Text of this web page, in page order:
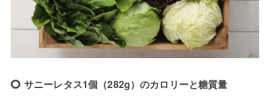
サニーレタス1個（282g）のカロリーと糖質量